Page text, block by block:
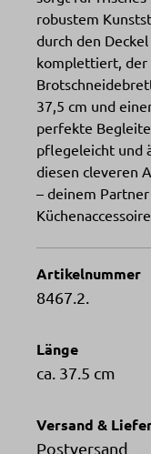
robustem
durch den
komplettiert, der
37,5 cm und
perfekte
pflegeleicht und
diesen cleveren
– deinem
Artikelnummer
8467.2.
Länge
ca. 37.5 cm
Versand &
Postversand